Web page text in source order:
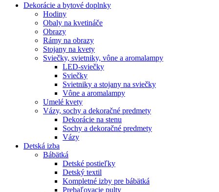
Dekorácie a bytové doplnky
Hodiny
Obaly na kvetináče
Obrazy
Rámy na obrazy
Stojany na kvety
Sviečky, svietniky, vône a aromalampy
LED-sviečky
Sviečky
Svietniky a stojany na sviečky
Vône a aromalampy
Umelé kvety
Vázy, sochy a dekoračné predmety
Dekorácie na stenu
Sochy a dekoračné predmety
Vázy
Detská izba
Bábätká
Detské postieľky
Detský textil
Kompletné izby pre bábätká
Prebaľovacie pulty